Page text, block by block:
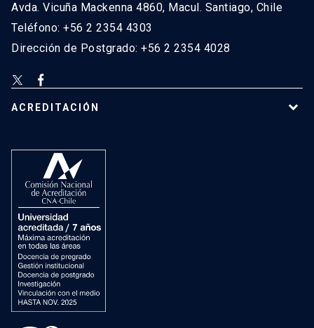
Avda. Vicuña Mackenna 4860, Macul. Santiago, Chile
Teléfono: +56 2 2354 4303
Dirección de Postgrado: +56 2 2354 4028
ACREDITACIÓN